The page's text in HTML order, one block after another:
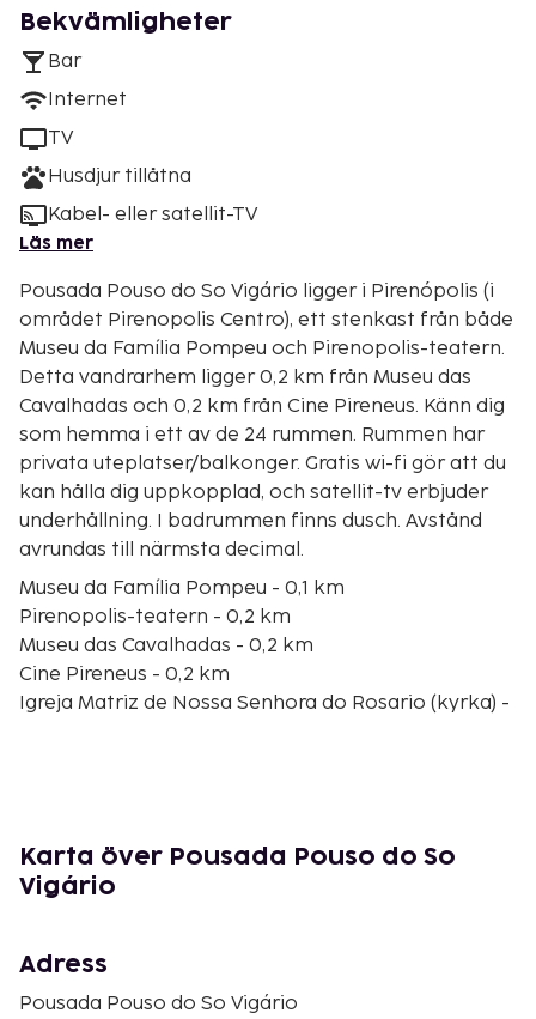
Bekvämligheter
Bar
Internet
TV
Husdjur tillåtna
Kabel- eller satellit-TV
Läs mer
Pousada Pouso do So Vigário ligger i Pirenópolis (i
området Pirenopolis Centro), ett stenkast från både
Museu da Família Pompeu och Pirenopolis-teatern.
Detta vandrarhem ligger 0,2 km från Museu das
Cavalhadas och 0,2 km från Cine Pireneus. Känn dig
som hemma i ett av de 24 rummen. Rummen har
privata uteplatser/balkonger. Gratis wi-fi gör att du
kan hålla dig uppkopplad, och satellit-tv erbjuder
underhållning. I badrummen finns dusch. Avstånd
avrundas till närmsta decimal.
Museu da Família Pompeu - 0,1 km
Pirenopolis-teatern - 0,2 km
Museu das Cavalhadas - 0,2 km
Cine Pireneus - 0,2 km
Igreja Matriz de Nossa Senhora do Rosario (kyrka) -
km
Cavalhadas Arena - 0,4 km
Divine Museum - 0,6 km
Nossa Senhora do Carmo kyrka och museum - 0,7
km
Karta över Pousada Pouso do So
Vigário
Adress
Pousada Pouso do So Vigário